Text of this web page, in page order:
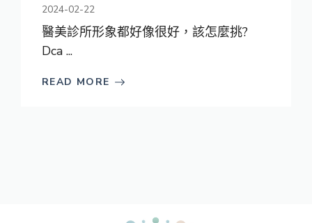
2024-02-22
醫美診所形象都好像很好，該怎麼挑?
Dca ...
READ MORE